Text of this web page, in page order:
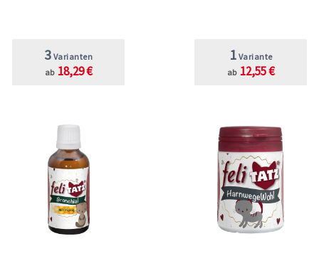
3 Varianten
ab 18,29 €
1 Variante
ab 12,55 €